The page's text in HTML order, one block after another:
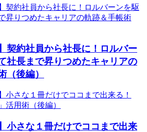
契約社員から社長に！ロルバー
社長まで昇りつめたキャリアの
（後編）
小さな１冊だけでココまで出来